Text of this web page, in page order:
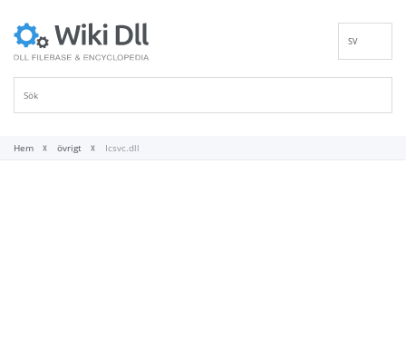
SV
Hem övrigt Icsvc.dll